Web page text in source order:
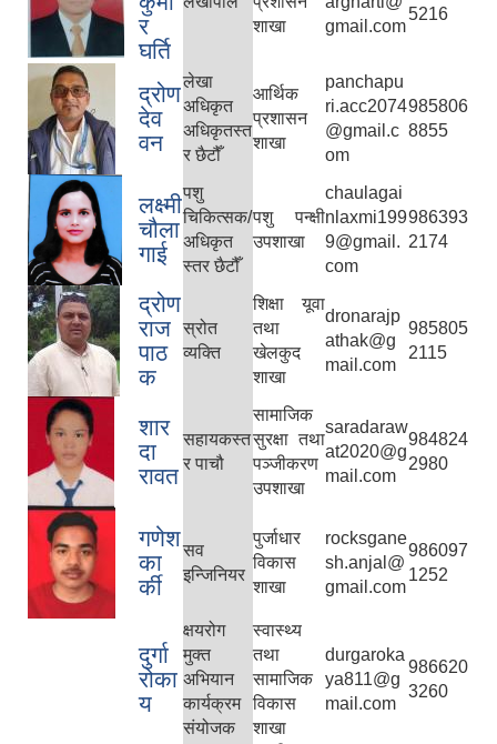
र
घर्ति
शाखा
gmail.com
5216
द्रोण
देव
वन
लेखा
अधिकृत
अधिकृतस्त
र छैटौँ
आर्थिक
प्रशासन
शाखा
panchapu
ri.acc2074
@gmail.c
om
985806
8855
लक्ष्मी
चौला
गाई
पशु
चिकित्सक/
अधिकृत
स्तर छैटौँ
पशु पन्क्षी
उपशाखा
chaulagai
nlaxmi199
9@gmail.
com
986393
2174
द्रोण
राज
पाठ
क
स्रोत
व्यक्ति
शिक्षा यूवा
तथा
खेलकुद
शाखा
dronarajp
athak@g
mail.com
985805
2115
शार
दा
रावत
सहायकस्त
र पाचौ
सामाजिक
सुरक्षा तथा
पञ्जीकरण
उपशाखा
saradaraw
at2020@g
mail.com
984824
2980
गणेश
का
र्की
सव
इन्जिनियर
पुर्जाधार
विकास
शाखा
rocksgane
sh.anjal@
gmail.com
986097
1252
दुर्गा
रोका
य
क्षयरोग
मुक्त
अभियान
कार्यक्रम
संयोजक
स्वास्थ्य
तथा
सामाजिक
विकास
शाखा
durgaroka
ya811@g
mail.com
986620
3260